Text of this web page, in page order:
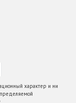
характер и ни